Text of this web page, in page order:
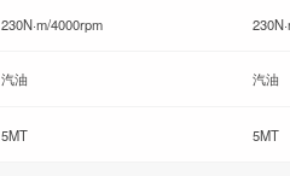
230N·m/4000rpm
汽油 汽油
5MT 5MT